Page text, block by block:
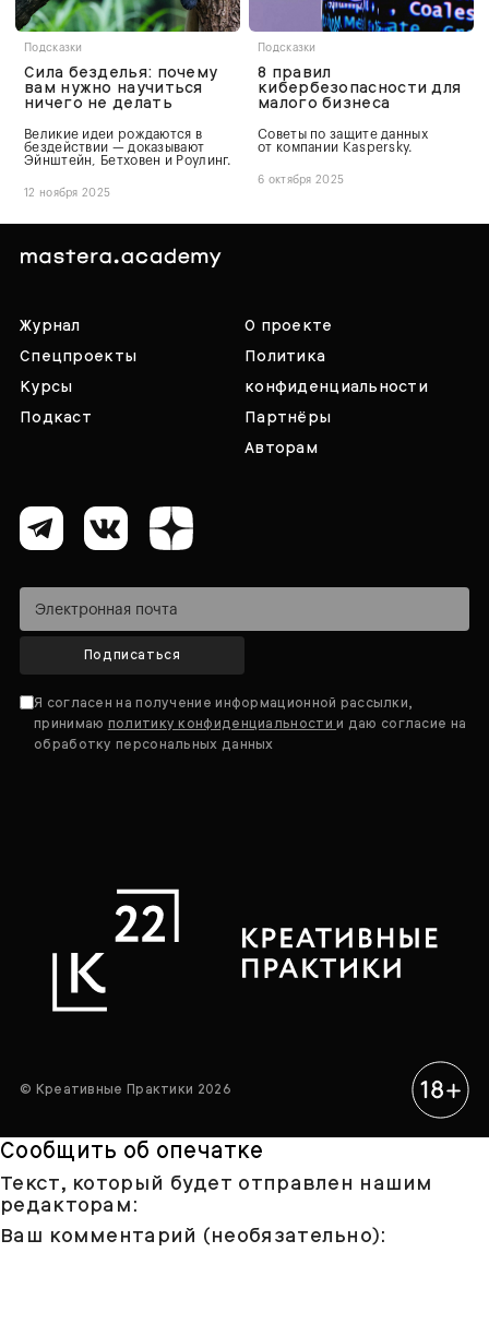
Подсказки
Сила безделья: почему
вам нужно научиться
ничего не делать
Великие идеи рождаются в
бездействии — доказывают
Эйнштейн, Бетховен и Роулинг.
12 ноября 2025
Подсказки
8 правил
кибербезопасности для
малого бизнеса
Советы по защите данных
от компании Kaspersky.
6 октября 2025
Журнал
Спецпроекты
Курсы
Подкаст
О проекте
Политика
конфиденциальности
Партнёры
Авторам
Подписаться
Я согласен на получение информационной рассылки,
принимаю политику конфиденциальностии даю согласие на
обработку персональных данных
© Креативные Практики 2026
Сообщить об опечатке
Текст, который будет отправлен нашим
редакторам:
Ваш комментарий (необязательно):